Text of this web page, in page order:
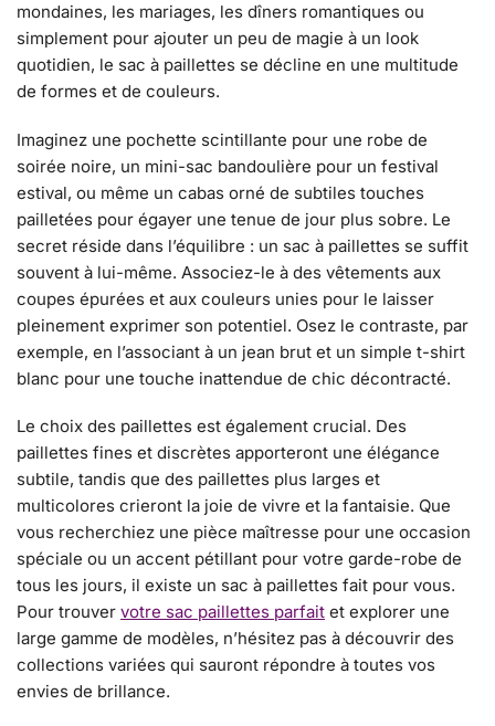
mondaines, les mariages, les dîners romantiques ou
simplement pour ajouter un peu de magie à un look
quotidien, le sac à paillettes se décline en une multitude
de formes et de couleurs.
Imaginez une pochette scintillante pour une robe de
soirée noire, un mini-sac bandoulière pour un festival
estival, ou même un cabas orné de subtiles touches
pailletées pour égayer une tenue de jour plus sobre. Le
secret réside dans l’équilibre : un sac à paillettes se suffit
souvent à lui-même. Associez-le à des vêtements aux
coupes épurées et aux couleurs unies pour le laisser
pleinement exprimer son potentiel. Osez le contraste, par
exemple, en l’associant à un jean brut et un simple t-shirt
blanc pour une touche inattendue de chic décontracté.
Le choix des paillettes est également crucial. Des
paillettes fines et discrètes apporteront une élégance
subtile, tandis que des paillettes plus larges et
multicolores crieront la joie de vivre et la fantaisie. Que
vous recherchiez une pièce maîtresse pour une occasion
spéciale ou un accent pétillant pour votre garde-robe de
tous les jours, il existe un sac à paillettes fait pour vous.
Pour trouver votre sac paillettes parfait et explorer une
large gamme de modèles, n’hésitez pas à découvrir des
collections variées qui sauront répondre à toutes vos
envies de brillance.